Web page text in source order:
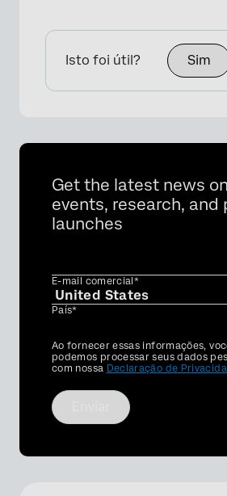
Isto foi útil? Sim
Get the latest news
events, research, and
launches
E-mail comercial*
País*
Privacy
Optin
Ao fornecer essas informações,
podemos processar seus dados
com nossa Declaração de